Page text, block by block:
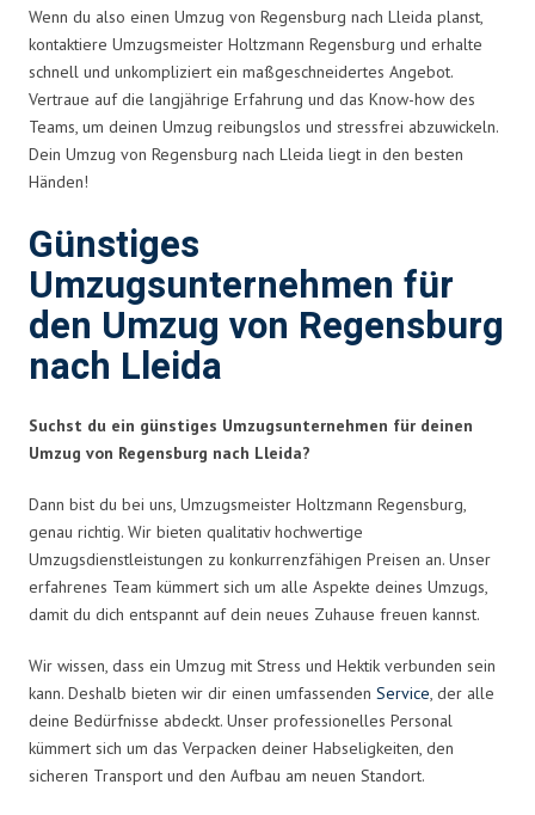
Wenn du also einen Umzug von Regensburg nach Lleida planst,
kontaktiere Umzugsmeister Holtzmann Regensburg und erhalte
schnell und unkompliziert ein maßgeschneidertes Angebot.
Vertraue auf die langjährige Erfahrung und das Know-how des
Teams, um deinen Umzug reibungslos und stressfrei abzuwickeln.
Dein Umzug von Regensburg nach Lleida liegt in den besten
Händen!
Günstiges
Umzugsunternehmen für
den Umzug von Regensburg
nach Lleida
Suchst du ein günstiges Umzugsunternehmen für deinen
Umzug von Regensburg nach Lleida?
Dann bist du bei uns, Umzugsmeister Holtzmann Regensburg,
genau richtig. Wir bieten qualitativ hochwertige
Umzugsdienstleistungen zu konkurrenzfähigen Preisen an. Unser
erfahrenes Team kümmert sich um alle Aspekte deines Umzugs,
damit du dich entspannt auf dein neues Zuhause freuen kannst.
Wir wissen, dass ein Umzug mit Stress und Hektik verbunden sein
kann. Deshalb bieten wir dir einen umfassenden Service, der alle
deine Bedürfnisse abdeckt. Unser professionelles Personal
kümmert sich um das Verpacken deiner Habseligkeiten, den
sicheren Transport und den Aufbau am neuen Standort.